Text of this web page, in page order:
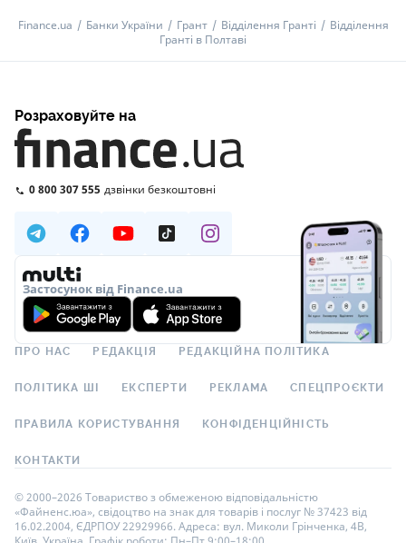
Finance.ua Банки України Грант Відділення Гранті
Відділення
Гранті в Полтаві
Розраховуйте на
0 800 307 555 дзвінки безкоштовні
Застосунок від Finance.ua
ПРО НАС РЕДАКЦІЯ РЕДАКЦІЙНА ПОЛІТИКА
ПОЛІТИКА ШІ ЕКСПЕРТИ РЕКЛАМА СПЕЦПРОЄКТИ
ПРАВИЛА КОРИСТУВАННЯ КОНФІДЕНЦІЙНІСТЬ
КОНТАКТИ
© 2000–2026 Товариство з обмеженою відповідальністю
«Файненс.юа», свідоцтво на знак для товарів і послуг № 37423 від
16.02.2004, ЄДРПОУ 22929966. Адреса: вул. Миколи Грінченка, 4В,